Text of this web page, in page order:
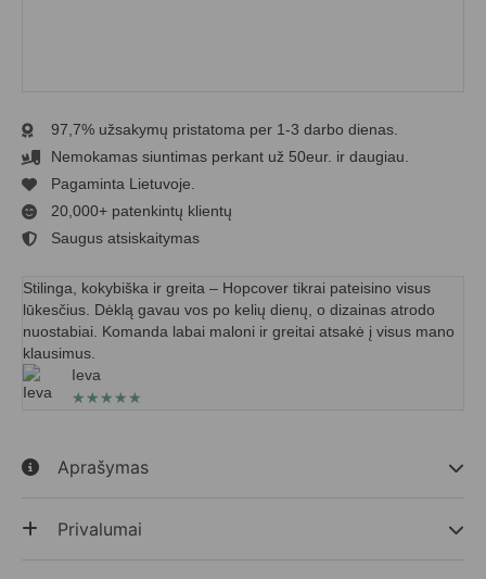
97,7% užsakymų pristatoma per 1-3 darbo dienas.
Nemokamas siuntimas perkant už 50eur. ir daugiau.
Pagaminta Lietuvoje.
20,000+ patenkintų klientų
Saugus atsiskaitymas
Ieva
★ ★ ★ ★ ★
Stilinga, kokybiška ir greita – Hopcover tikrai pateisino visus
lūkesčius. Dėklą gavau vos po kelių dienų, o dizainas atrodo
nuostabiai. Komanda labai maloni ir greitai atsakė į visus mano
klausimus.
Aprašymas
Privalumai